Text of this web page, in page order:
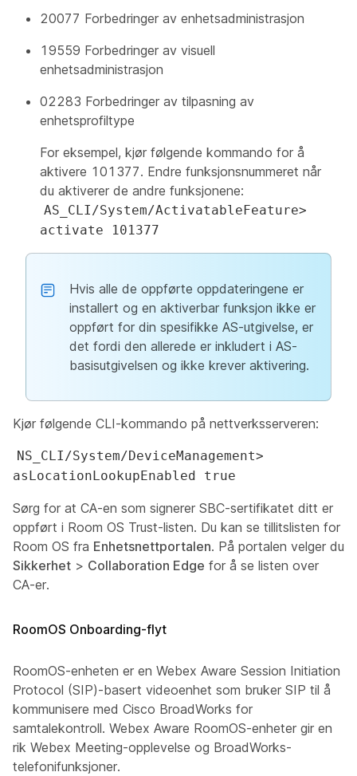
20077 Forbedringer av enhetsadministrasjon
19559 Forbedringer av visuell
enhetsadministrasjon
02283 Forbedringer av tilpasning av
enhetsprofiltype
For eksempel, kjør følgende kommando for å
aktivere 101377. Endre funksjonsnummeret når
du aktiverer de andre funksjonene:
AS_CLI/System/ActivatableFeature>
activate 101377
Hvis alle de oppførte oppdateringene er
installert og en aktiverbar funksjon ikke er
oppført for din spesifikke AS-utgivelse, er
det fordi den allerede er inkludert i AS-
basisutgivelsen og ikke krever aktivering.
Kjør følgende CLI-kommando på nettverksserveren:
NS_CLI/System/DeviceManagement>
asLocationLookupEnabled true
Sørg for at CA-en som signerer SBC-sertifikatet ditt er
oppført i Room OS Trust-listen. Du kan se tillitslisten for
Room OS fra Enhetsnettportalen. På portalen velger du
Sikkerhet > Collaboration Edge for å se listen over
CA-er.
RoomOS Onboarding-flyt
RoomOS-enheten er en Webex Aware Session Initiation
Protocol (SIP)-basert videoenhet som bruker SIP til å
kommunisere med Cisco BroadWorks for
samtalekontroll. Webex Aware RoomOS-enheter gir en
rik Webex Meeting-opplevelse og BroadWorks-
telefonifunksjoner.